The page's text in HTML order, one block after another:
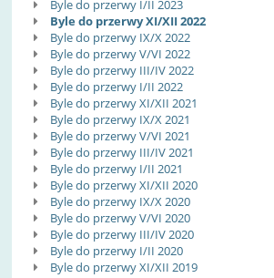
Byle do przerwy I/II 2023
Byle do przerwy XI/XII 2022
Byle do przerwy IX/X 2022
Byle do przerwy V/VI 2022
Byle do przerwy III/IV 2022
Byle do przerwy I/II 2022
Byle do przerwy XI/XII 2021
Byle do przerwy IX/X 2021
Byle do przerwy V/VI 2021
Byle do przerwy III/IV 2021
Byle do przerwy I/II 2021
Byle do przerwy XI/XII 2020
Byle do przerwy IX/X 2020
Byle do przerwy V/VI 2020
Byle do przerwy III/IV 2020
Byle do przerwy I/II 2020
Byle do przerwy XI/XII 2019